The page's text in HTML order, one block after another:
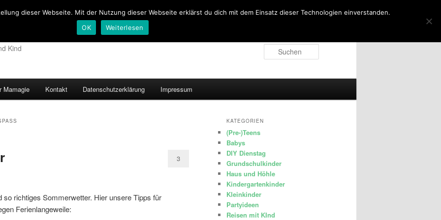
Kind
Mamagie Kontakt Datenschutzerklärung Impressum
3
so richtiges Sommerwetter. Hier unsere Tipps für
Ferienlangeweile:
KATEGORIEN
(Pre-)Teens
Babys
DIY Dienstag
Grundschulkinder
Haus und Höhle
Kindergartenkinder
Kleinkinder
Partyideen
Reisen mit KInd
dieser Webseite. Mit der Nutzung dieser Webseite erklärst du dich mit dem Einsatz dieser Technologien einverstanden.
OK
Weiterlesen